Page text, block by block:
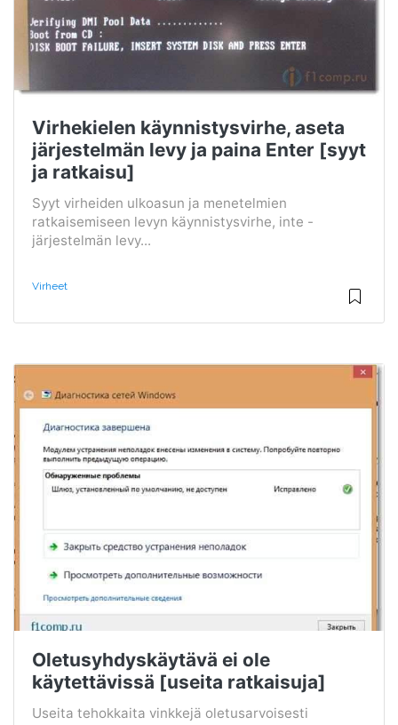
Virhekielen käynnistysvirhe, aseta
järjestelmän levy ja paina Enter [syyt
ja ratkaisu]
Syyt virheiden ulkoasun ja menetelmien
ratkaisemiseen levyn käynnistysvirhe, inte -
järjestelmän levy...
Virheet
Oletusyhdyskäytävä ei ole
käytettävissä [useita ratkaisuja]
Useita tehokkaita vinkkejä oletusarvoisesti